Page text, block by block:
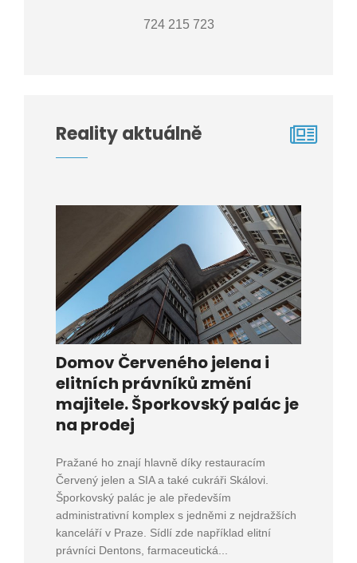
724 215 723
Reality aktuálně
Domov Červeného jelena i
elitních právníků změní
majitele. Šporkovský palác je
na prodej
Pražané ho znají hlavně díky restauracím
Červený jelen a SIA a také cukráři Skálovi.
Šporkovský palác je ale především
administrativní komplex s jedněmi z nejdražších
kanceláří v Praze. Sídlí zde například elitní
právníci Dentons, farmaceutická...